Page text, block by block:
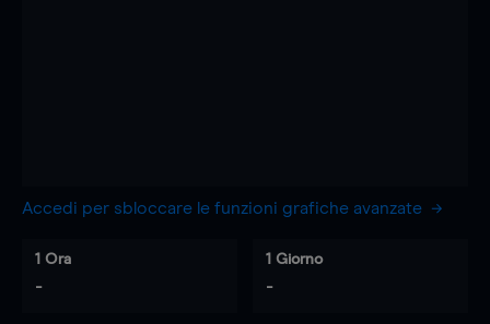
Accedi per sbloccare le funzioni grafiche avanzate
1 Ora
-
1 Giorno
-